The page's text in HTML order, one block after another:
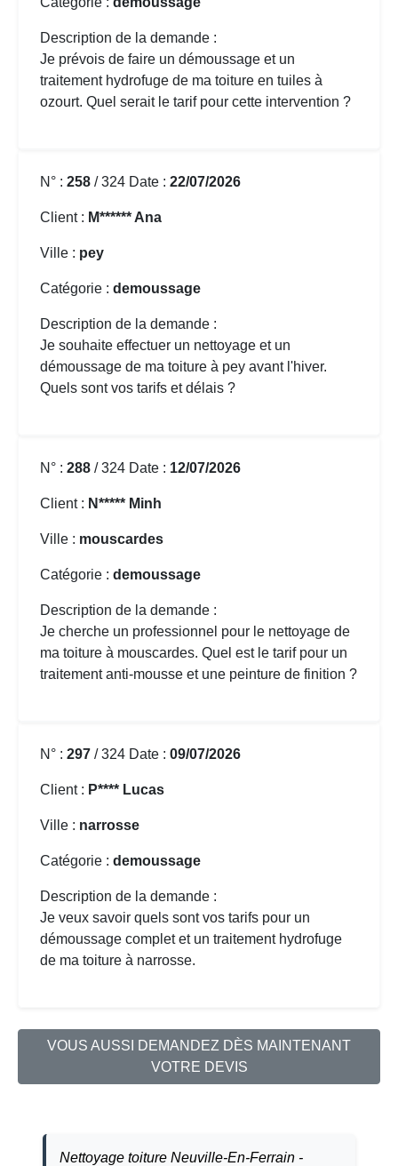
Description de la demande :
Je prévois de faire un démoussage et un
traitement hydrofuge de ma toiture en tuiles à
ozourt. Quel serait le tarif pour cette intervention ?
N° : 258 / 324 Date : 22/07/2026
Client : M****** Ana
Ville : pey
Catégorie : demoussage
Description de la demande :
Je souhaite effectuer un nettoyage et un
démoussage de ma toiture à pey avant l'hiver.
Quels sont vos tarifs et délais ?
N° : 288 / 324 Date : 12/07/2026
Client : N***** Minh
Ville : mouscardes
Catégorie : demoussage
Description de la demande :
Je cherche un professionnel pour le nettoyage de
ma toiture à mouscardes. Quel est le tarif pour un
traitement anti-mousse et une peinture de finition ?
N° : 297 / 324 Date : 09/07/2026
Client : P**** Lucas
Ville : narrosse
Catégorie : demoussage
Description de la demande :
Je veux savoir quels sont vos tarifs pour un
démoussage complet et un traitement hydrofuge
de ma toiture à narrosse.
VOUS AUSSI DEMANDEZ DÈS MAINTENANT
VOTRE DEVIS
Nettoyage toiture Neuville-En-Ferrain -